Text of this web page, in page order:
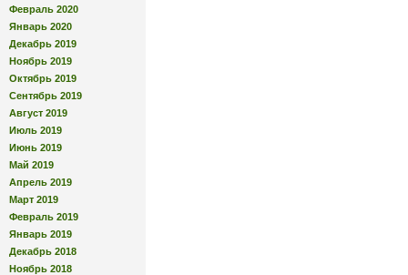
Февраль 2020
Январь 2020
Декабрь 2019
Ноябрь 2019
Октябрь 2019
Сентябрь 2019
Август 2019
Июль 2019
Июнь 2019
Май 2019
Апрель 2019
Март 2019
Февраль 2019
Январь 2019
Декабрь 2018
Ноябрь 2018